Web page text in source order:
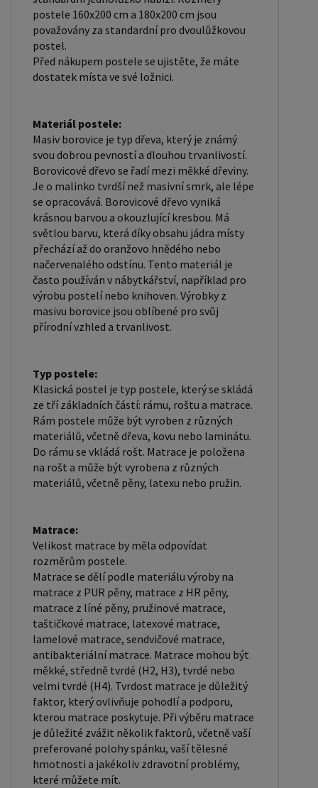
postele jsou oblíbené pro svůj elegantní vzhled a
odolnost. Lakovaný povrch je hladký, snadno se
čistí a je odolný vůči poškrábání a opotřebení.
Máte zájem o velkoobchodní spolupráci? Nebo
chcete získat zajímavou cenovou nabídku na větší
firmám, nabízíme možnost nákupu na
velkoobchodní ceny. Zašlete poptávku na
ondera@seznam.cz, velice rádi se Vám budeme
věnovat. Popřípadě se zaregistrujte se ( "
UŽIVATEL " - v horní liště ), vyplníte osobní údaje a
zakliknete " MÁME ZÁJEM O VELKOOBCHODNÍ
SPOLUPRÁCI " a zadáte fakturační údaje. Po jejich
kontrole, Vám bude povolen přístup do
velkoobchodu.
postele 160x200 cm a 180x200 cm jsou
považovány za standardní pro dvoulůžkovou
postel.
Před nákupem postele se ujistěte, že máte
dostatek místa ve své ložnici.
Materiál postele:
Masiv borovice je typ dřeva, který je známý
svou dobrou pevností a dlouhou trvanlivostí.
Borovicové dřevo se řadí mezi měkké dřeviny.
Je o malinko tvrdší než masivní smrk, ale lépe
se opracovává. Borovicové dřevo vyniká
krásnou barvou a okouzlující kresbou. Má
světlou barvu, která díky obsahu jádra místy
přechází až do oranžovo hnědého nebo
načervenalého odstínu. Tento materiál je
často používán v nábytkářství, například pro
výrobu postelí nebo knihoven. Výrobky z
masivu borovice jsou oblíbené pro svůj
přírodní vzhled a trvanlivost.
Typ postele:
Klasická postel je typ postele, který se skládá
ze tří základních částí: rámu, roštu a matrace.
Rám postele může být vyroben z různých
materiálů, včetně dřeva, kovu nebo laminátu.
Do rámu se vkládá rošt. Matrace je položena
na rošt a může být vyrobena z různých
materiálů, včetně pěny, latexu nebo pružin.
Matrace:
Velikost matrace by měla odpovídat
rozměrům postele.
Matrace se dělí podle materiálu výroby na
matrace z PUR pěny, matrace z HR pěny,
matrace z líné pěny, pružinové matrace,
taštičkové matrace, latexové matrace,
lamelové matrace, sendvičové matrace,
antibakteriální matrace. Matrace mohou být
měkké, středně tvrdé (H2, H3), tvrdé nebo
velmi tvrdé (H4). Tvrdost matrace je důležitý
faktor, který ovlivňuje pohodlí a podporu,
kterou matrace poskytuje. Při výběru matrace
je důležité zvážit několik faktorů, včetně vaší
preferované polohy spánku, vaší tělesné
hmotnosti a jakékoliv zdravotní problémy,
které můžete mít.